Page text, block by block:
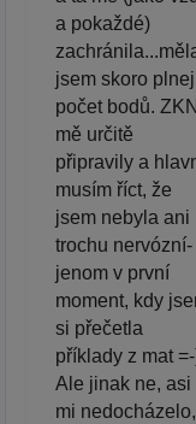
a pokaždé)
jsem skoro plnej
počet bodů. ZKN
mě určitě
připravily a
musím říct, že
jsem nebyla ani
trochu nervózní-
jenom v první
moment, kdy
si přečetla
příklady z mat
Ale jinak ne, asi
mi nedocházelo,